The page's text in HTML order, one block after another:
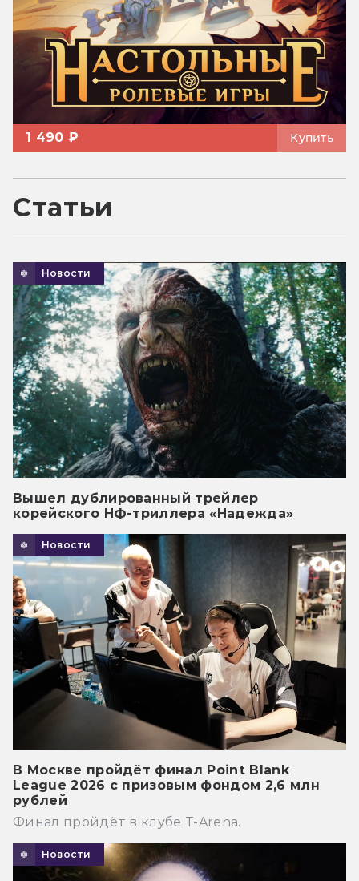
1 490 ₽ Купить
Статьи
Новости
Вышел дублированный трейлер
корейского НФ-триллера «Надежда»
Новости
В Москве пройдёт финал Point Blank
League 2026 с призовым фондом 2,6 млн
рублей
Финал пройдёт в клубе T-Arena.
Новости